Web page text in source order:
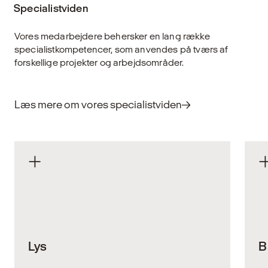
Specialistviden
Vores medarbejdere behersker en lang række
specialistkompetencer, som anvendes på tværs af
forskellige projekter og arbejdsområder.
Læs mere om vores specialistviden
Lys